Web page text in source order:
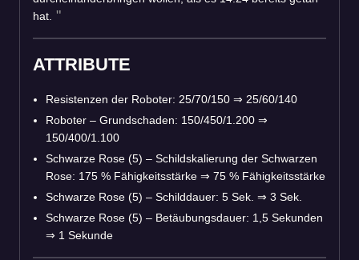
hat.
ATTRIBUTE
Resistenzen der Roboter: 25/70/150 ⇒ 25/60/140
Roboter – Grundschaden: 150/450/1.200 ⇒
150/400/1.100
Schwarze Rose (5) – Schildskalierung der Schwarzen
Rose: 175 % Fähigkeitsstärke ⇒ 75 % Fähigkeitsstärke
Schwarze Rose (5) – Schilddauer: 5 Sek. ⇒ 3 Sek.
Schwarze Rose (5) – Betäubungsdauer: 1,5 Sekunden
⇒ 1 Sekunde